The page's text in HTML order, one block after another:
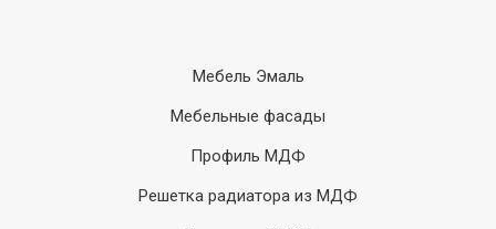
Мебель Эмаль
Мебельные фасады
Профиль МДФ
Решетка радиатора из МДФ